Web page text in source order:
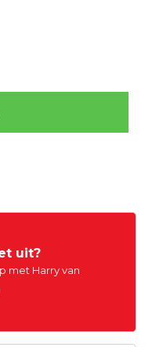
uit?
met Harry van